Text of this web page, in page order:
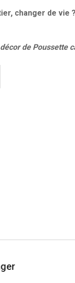
changer de
de Poussette